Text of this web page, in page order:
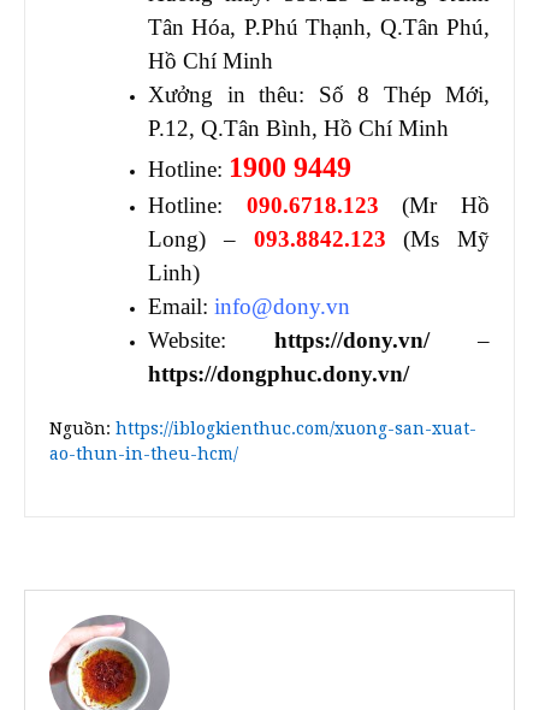
Tân Hóa, P.Phú Thạnh, Q.Tân Phú,
Hồ Chí Minh
Xưởng in thêu: Số 8 Thép Mới,
P.12, Q.Tân Bình, Hồ Chí Minh
Hotline: 1900 9449
Hotline: 090.6718.123 (Mr Hồ
Long) – 093.8842.123 (Ms Mỹ
Linh)
Email: info@dony.vn
Website: https://dony.vn/–
https://dongphuc.dony.vn/
Nguồn: https://iblogkienthuc.com/xuong-san-xuat-
ao-thun-in-theu-hcm/